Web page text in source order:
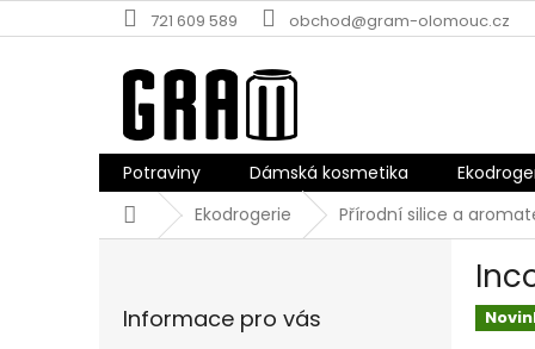
na
721 609 589 obchod@gram-olomouc.cz
Potraviny Dámská kosmetika
DomůEkodrogerie Přírodní silice a
Informace pro vás